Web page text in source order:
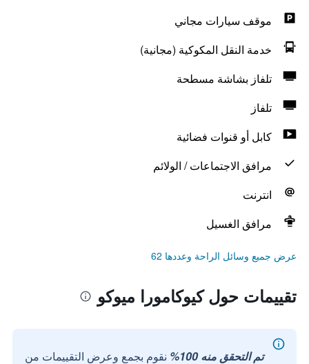
موقف سيارات مجاني
خدمة النقل المكوكية (مجانية)
تلفاز بشاشة مسطحة
تلفاز
كابل أو قنوات فضائية
مرافق الاجتماعات / الولائم
انترنت
مرافق الغسيل
عرض جميع وسائل الراحة وعددها 62
تقييمات حول كيوكامورا ميوكو
تم التحقق منه 100% نقوم بجمع وعرض التقييمات من